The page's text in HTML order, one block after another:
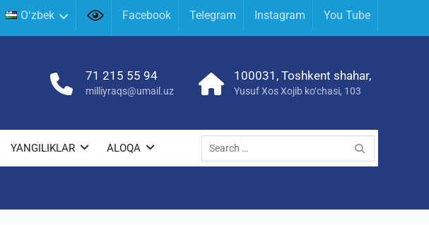
Oʻzbek Facebook Telegram Instagram You Tube
71 215 55 94
milliyraqs@umail.uz
100031, Toshkent shahar,
Yusuf Xos Xojib ko‘chasi, 103
YANGILIKLAR ALOQA
Search
for: